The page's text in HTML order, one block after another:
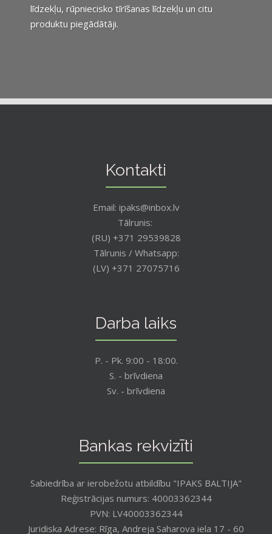
līdzekļu, rūpniecisko tīrīšanas līdzekļu un citu
produktu piegādātāji.
Kontakti
Email: ipaks@inbox.lv
Tālrunis:
(RU) +371 29539828
Tālrunis / Whatsapp:
(LV) +371 27075716
Darba laiks
P. - Pk. 9:00 - 18:00.
S. - brīvdiena
Sv. - brīvdiena
Bankas rekvizīti
Sabiedrība ar ierobežotu atbildību "IPAKS BALTIJA"
Reģistrācijas numurs: 40003362344
PVN: LV40003362344
Juridiska Adrese: Rīga, Andreja Saharova iela 17 - 60